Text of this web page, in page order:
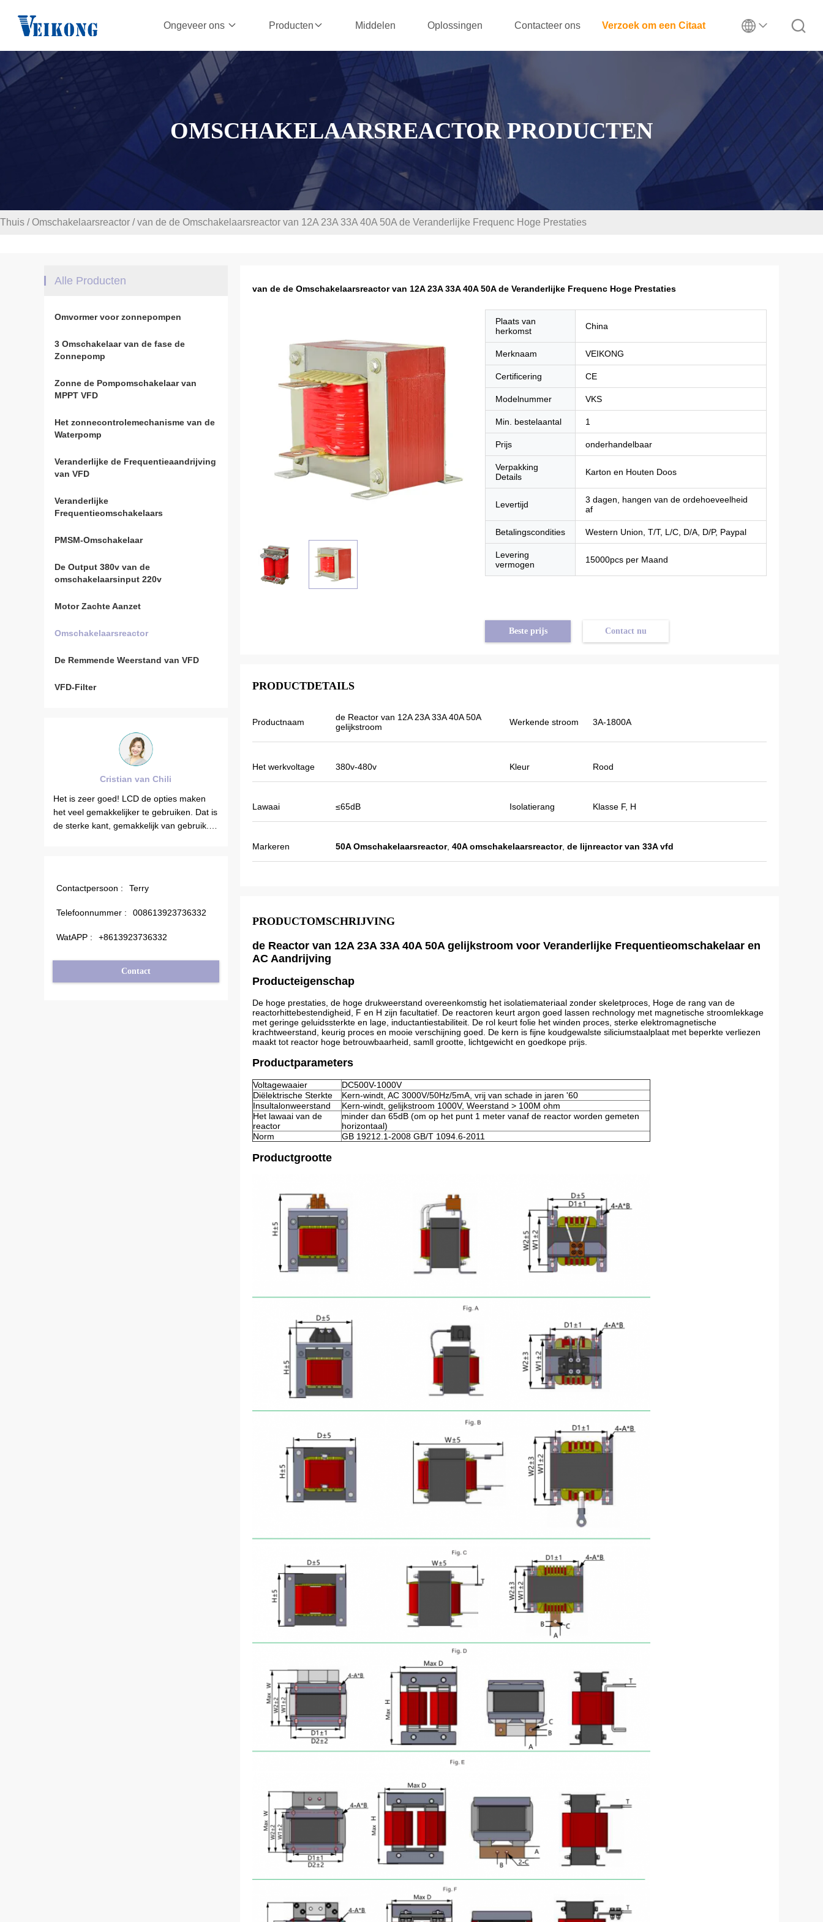
Ongeveer ons Producten Middelen Oplossingen Contacteer ons Verzoek om een Citaat
OMSCHAKELAARSREACTOR PRODUCTEN
Thuis / Omschakelaarsreactor / van de de Omschakelaarsreactor van 12A 23A 33A 40A 50A de Veranderlijke Frequenc Hoge Prestaties
Alle Producten
Omvormer voor zonnepompen
3 Omschakelaar van de fase de
Zonnepomp
Zonne de Pompomschakelaar van
MPPT VFD
Het zonnecontrolemechanisme van de
Waterpomp
Veranderlijke de Frequentieaandrijving
van VFD
Veranderlijke
Frequentieomschakelaars
PMSM-Omschakelaar
De Output 380v van de
omschakelaarsinput 220v
Motor Zachte Aanzet
Omschakelaarsreactor
De Remmende Weerstand van VFD
VFD-Filter
LCD de opties maken
te gebruiken. Dat is
van gebruik.
Brahim Assad van Syrië
De de outputfrequentie van VEIKONG
VFD500 is stabiel wanneer anderen
schommelen. Ook is de outputstroom
outputfrequentie ook hoger zijn wat meer
zonnepomp werkelijk in zeer goede
kwaliteit en wij bereidden ook sommige
voor. Wij gaan nieuwe orden spoedig
Contactpersoon : Terry
Telefoonnummer : 008613923736332
WatAPP : +8613923736332
Contact
van de de Omschakelaarsreactor van 12A 23A 33A 40A 50A de Veranderlijke Frequenc Hoge Prestaties
Plaats van
herkomst
China
Merknaam VEIKONG
Certificering CE
Modelnummer VKS
Min. bestelaantal 1
Prijs onderhandelbaar
Verpakking
Details
Karton en Houten Doos
Levertijd
3 dagen, hangen van de ordehoeveelheid
af
Betalingscondities Western Union, T/T, L/C, D/A, D/P, Paypal
Levering
vermogen
15000pcs per Maand
Beste prijs Contact nu
PRODUCTDETAILS
Productnaam
de Reactor van 12A 23A 33A 40A 50A
gelijkstroom
Werkende stroom 3A-1800A
Het werkvoltage 380v-480v Kleur Rood
Lawaai ≤65dB Isolatierang Klasse F, H
Markeren 50A Omschakelaarsreactor, 40A omschakelaarsreactor, de lijnreactor van 33A vfd
PRODUCTOMSCHRIJVING
de Reactor van 12A 23A 33A 40A 50A gelijkstroom voor Veranderlijke Frequentieomschakelaar en
AC Aandrijving
Producteigenschap
De hoge prestaties, de hoge drukweerstand overeenkomstig het isolatiemateriaal zonder skeletproces, Hoge de rang van de
reactorhittebestendigheid, F en H zijn facultatief. De reactoren keurt argon goed lassen rechnology met magnetische stroomlekkage
met geringe geluidssterkte en lage, inductantiestabiliteit. De rol keurt folie het winden proces, sterke elektromagnetische
krachtweerstand, keurig proces en mooie verschijning goed. De kern is fijne koudgewalste siliciumstaalplaat met beperkte verliezen
maakt tot reactor hoge betrouwbaarheid, samll grootte, lichtgewicht en goedkope prijs.
Productparameters
Voltagewaaier
DC500V-1000V
Diëlektrische Sterkte
Kern-windt, AC 3000V/50Hz/5mA, vrij van schade in jaren '60
Insultalonweerstand
Kern-windt, gelijkstroom 1000V, Weerstand > 100M ohm
Het lawaai van de
reactor
minder dan 65dB (om op het punt 1 meter vanaf de reactor worden gemeten
horizontaal)
Norm
GB 19212.1-2008 GB/T 1094.6-2011
Productgrootte